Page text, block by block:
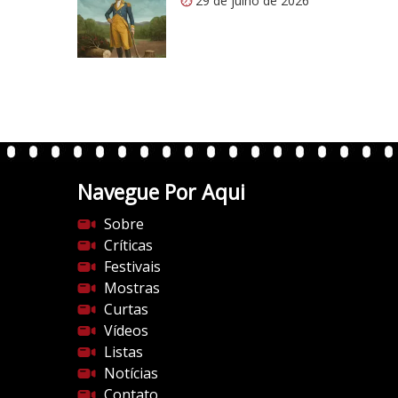
/
/
i
p
c
m
/
v
e
r
t
e
n
Navegue Por Aqui
Sobre
Críticas
Festivais
Mostras
Curtas
Vídeos
Listas
Notícias